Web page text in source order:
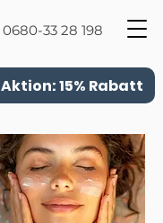
0680-33 28 198
Aktion: 15% Rabatt